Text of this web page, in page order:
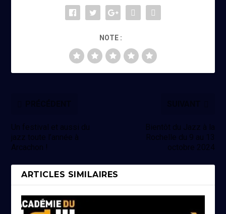
NOTE :
Un festival et aussi du
jazz toute l’année à
Arcachon !
Bientôt du Jazz à la
Rochelle du 9 au 13
octobre 2024
ARTICLES SIMILAIRES